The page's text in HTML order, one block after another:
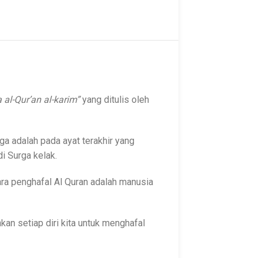
Qur’an al-karim”yang ditulis oleh
adalah pada ayat terakhir yang
Surga kelak.
penghafal Al Quran adalah manusia
setiap diri kita untuk menghafal